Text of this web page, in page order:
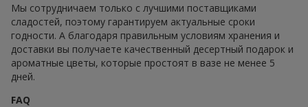
Мы сотрудничаем только с лучшими поставщиками
сладостей, поэтому гарантируем актуальные сроки
годности. А благодаря правильным условиям хранения и
доставки вы получаете качественный десертный подарок и
ароматные цветы, которые простоят в вазе не менее 5
дней.
FAQ